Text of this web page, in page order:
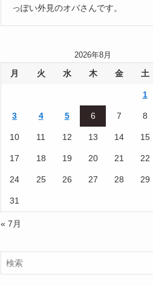
っぽい外見のオバさんです。
2026年8月
月 火 水 木 金 土
1
3 4 5 6 7 8
10 11 12 13 14 15
17 18 19 20 21 22
24 25 26 27 28 29
31
« 7月